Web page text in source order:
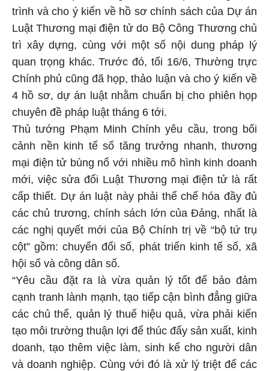
trình và cho ý kiến về hồ sơ chính sách của Dự án
Luật Thương mại điện tử do Bộ Công Thương chủ
trì xây dựng, cùng với một số nội dung pháp lý
quan trọng khác. Trước đó, tối 16/6, Thường trực
Chính phủ cũng đã họp, thảo luận và cho ý kiến về
4 hồ sơ, dự án luật nhằm chuẩn bị cho phiên họp
chuyên đề pháp luật tháng 6 tới.
Thủ tướng Phạm Minh Chính yêu cầu, trong bối
cảnh nền kinh tế số tăng trưởng nhanh, thương
mại điện tử bùng nổ với nhiều mô hình kinh doanh
mới, việc sửa đổi Luật Thương mại điện tử là rất
cấp thiết. Dự án luật này phải thể chế hóa đầy đủ
các chủ trương, chính sách lớn của Đảng, nhất là
các nghị quyết mới của Bộ Chính trị về “bộ tứ trụ
cột” gồm: chuyển đổi số, phát triển kinh tế số, xã
hội số và công dân số.
“Yêu cầu đặt ra là vừa quản lý tốt để bảo đảm
cạnh tranh lành mạnh, tạo tiếp cận bình đẳng giữa
các chủ thể, quản lý thuế hiệu quả, vừa phải kiến
tạo môi trường thuận lợi để thúc đẩy sản xuất, kinh
doanh, tạo thêm việc làm, sinh kế cho người dân
và doanh nghiệp. Cùng với đó là xử lý triệt để các